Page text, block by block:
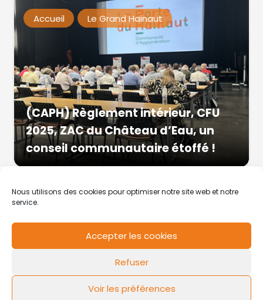
Nous utilisons des cookies pour optimiser notre site web et notre
service.
Accepter les cookies
Refuser
Voir les préférences
Accueil Le Grand Hainaut
(CAPH) Règlement intérieur, CFU
2025, ZAC du Château d’Eau, un
conseil communautaire étoffé !
Mentions légales Politique de cookies
FLOW44